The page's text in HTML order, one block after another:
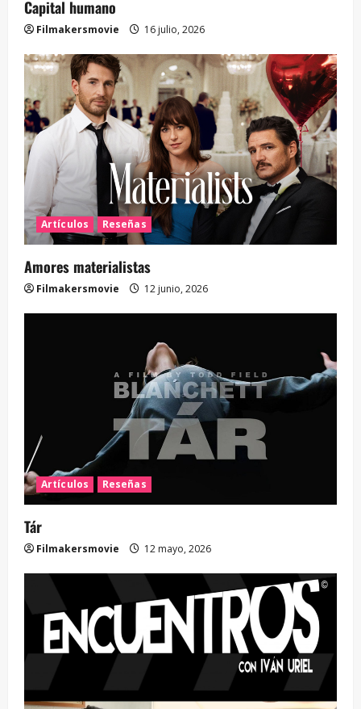
Capital humano
Filmakersmovie 16 julio, 2026
Artículos Reseñas
Amores materialistas
Filmakersmovie 12 junio, 2026
Artículos Reseñas
Tár
Filmakersmovie 12 mayo, 2026